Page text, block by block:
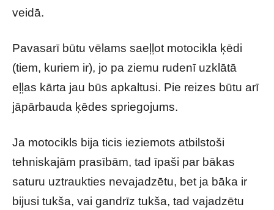
veidā.
Pavasarī būtu vēlams saeļļot motocikla ķēdi
(tiem, kuriem ir), jo pa ziemu rudenī uzklātā
eļļas kārta jau būs apkaltusi. Pie reizes būtu arī
jāpārbauda ķēdes spriegojums.
Ja motocikls bija ticis ieziemots atbilstoši
tehniskajām prasībām, tad īpaši par bākas
saturu uztraukties nevajadzētu, bet ja bāka ir
bijusi tukša, vai gandrīz tukša, tad vajadzētu